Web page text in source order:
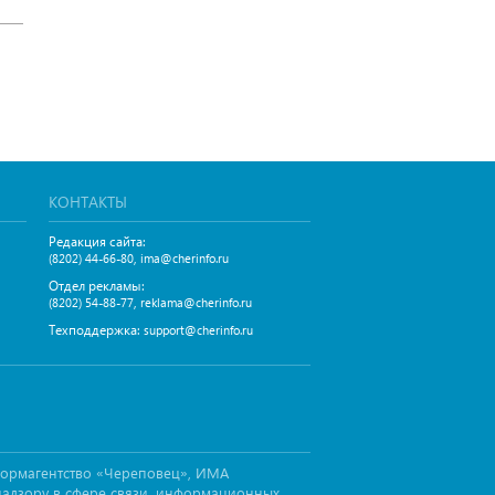
КОНТАКТЫ
Редакция сайта:
(8202) 44-66-80, ima@cherinfo.ru
Отдел рекламы:
(8202) 54-88-77, reklama@cherinfo.ru
Техподдержка: support@cherinfo.ru
«Череповец», ИМА